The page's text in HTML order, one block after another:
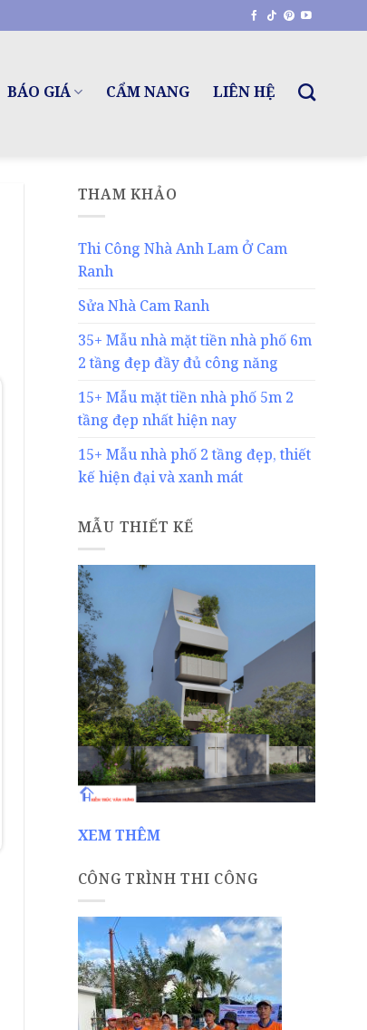
BÁO GIÁ CẨM NANG LIÊN HỆ
THAM KHẢO
Thi Công Nhà Anh Lam Ở Cam
Ranh
Sửa Nhà Cam Ranh
35+ Mẫu nhà mặt tiền nhà phố 6m
2 tầng đẹp đầy đủ công năng
15+ Mẫu mặt tiền nhà phố 5m 2
tầng đẹp nhất hiện nay
15+ Mẫu nhà phố 2 tầng đẹp, thiết
kế hiện đại và xanh mát
MẪU THIẾT KẾ
XEM THÊM
CÔNG TRÌNH THI CÔNG